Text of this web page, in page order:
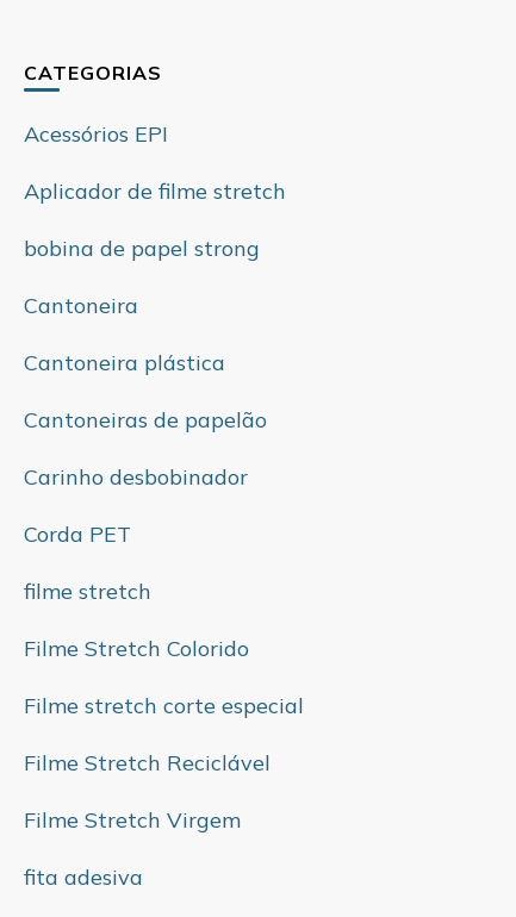
CATEGORIAS
Acessórios EPI
Aplicador de filme stretch
bobina de papel strong
Cantoneira
Cantoneira plástica
Cantoneiras de papelão
Carinho desbobinador
Corda PET
filme stretch
Filme Stretch Colorido
Filme stretch corte especial
Filme Stretch Reciclável
Filme Stretch Virgem
fita adesiva